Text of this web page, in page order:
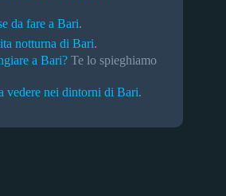
da fare a Bari.
notturna di Bari.
a Bari? Te lo spieghiamo
vedere nei dintorni di Bari.